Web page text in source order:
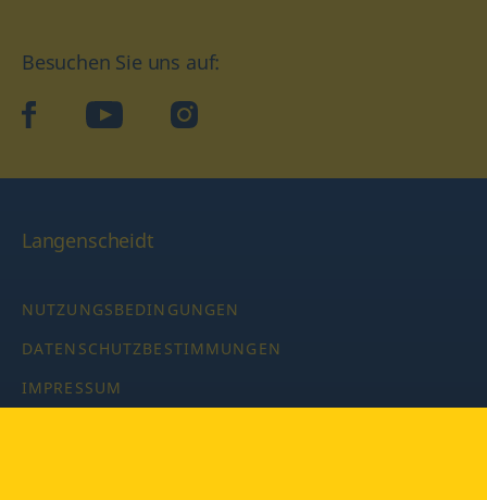
Besuchen Sie uns auf:
facebookYouTube Instagram
Langenscheidt
NUTZUNGSBEDINGUNGEN
DATENSCHUTZBESTIMMUNGEN
IMPRESSUM